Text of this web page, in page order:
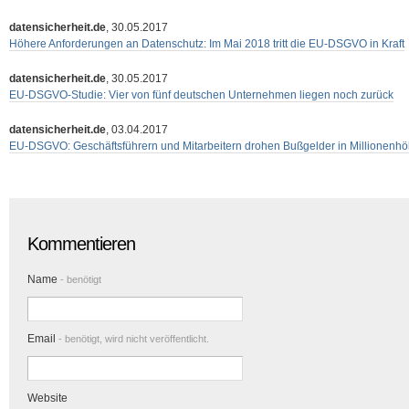
datensicherheit.de, 30.05.2017
Höhere Anforderungen an Datenschutz: Im Mai 2018 tritt die EU-DSGVO in Kraft
datensicherheit.de, 30.05.2017
EU-DSGVO-Studie: Vier von fünf deutschen Unternehmen liegen noch zurück
datensicherheit.de, 03.04.2017
EU-DSGVO: Geschäftsführern und Mitarbeitern drohen Bußgelder in
Kommentieren
Name - benötigt
Email - benötigt, wird nicht veröffentlicht.
Website